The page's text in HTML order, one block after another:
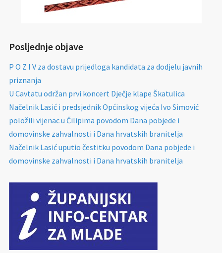
Posljednje objave
P O Z I V za dostavu prijedloga kandidata za dodjelu javnih
priznanja
U Cavtatu održan prvi koncert Dječje klape Škatulica
Načelnik Lasić i predsjednik Općinskog vijeća Ivo Simović
položili vijenac u Čilipima povodom Dana pobjede i
domovinske zahvalnosti i Dana hrvatskih branitelja
Načelnik Lasić uputio čestitku povodom Dana pobjede i
domovinske zahvalnosti i Dana hrvatskih branitelja